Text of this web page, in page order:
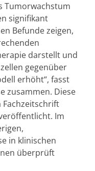
Tumorwachstum
signifikant
Befunde zeigen,
darstellt und
gegenüber
erhöht“, fasst
zusammen. Diese
Im
in klinischen
überprüft